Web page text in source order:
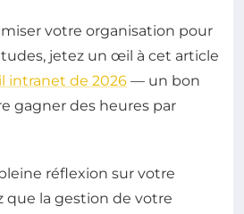
votre organisation pour
jetez un œil à cet article
intranet de 2026 — un bon
gagner des heures par
réflexion sur votre
que la gestion de votre